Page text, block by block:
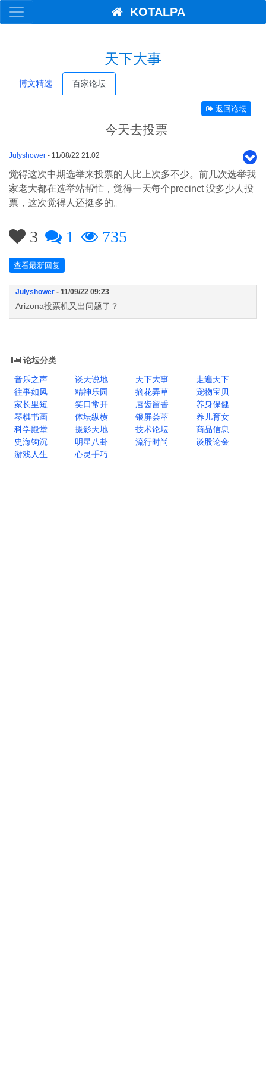
KOTALPA
天下大事
博文精选 百家论坛
返回论坛
今天去投票
Julyshower - 11/08/22 21:02
觉得这次中期选举来投票的人比上次多不少。前几次选举我
家老大都在选举站帮忙，觉得一天每个precinct 没多少人投
票，这次觉得人还挺多的。
3 1 735
查看最新回复
Julyshower - 11/09/22 09:23
Arizona投票机又出问题了？
论坛分类
音乐之声
谈天说地 天下大事
走遍天下
往事如风
精神乐园 摘花弄草
宠物宝贝
家长里短
笑口常开 唇齿留香
养身保健
琴棋书画
体坛纵横 银屏荟萃
养儿育女
科学殿堂
摄影天地 技术论坛
商品信息
史海钩沉
明星八卦 流行时尚
谈股论金
游戏人生
心灵手巧